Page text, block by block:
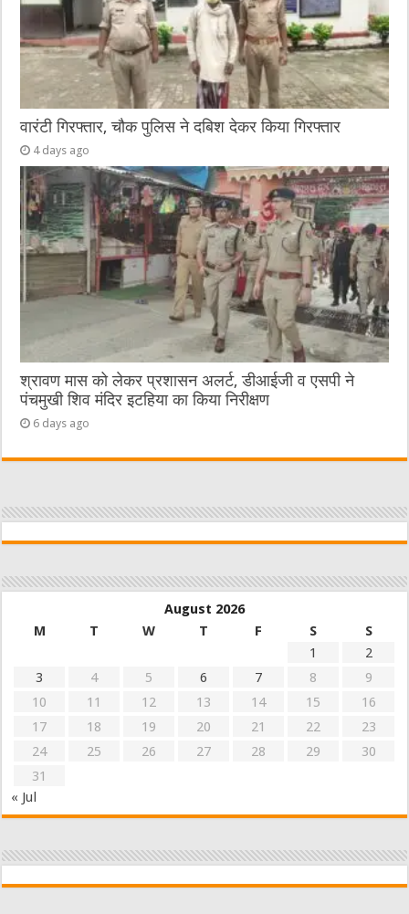
वारंटी गिरफ्तार, चौक पुलिस ने दबिश देकर किया गिरफ्तार
4 days ago
श्रावण मास को लेकर प्रशासन अलर्ट, डीआईजी व एसपी ने
पंचमुखी शिव मंदिर इटहिया का किया निरीक्षण
6 days ago
August 2026
M
T W T F S
S
1
2
3
4 5 6 7 8
9
10
11 12 13 14 15
16
17
18 19 20 21 22
23
24
25 26 27 28 29
30
31
« Jul